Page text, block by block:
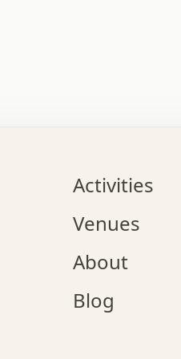
.   .   .   .   .   .
o   .   .   .   .   .
.   .   .   :   .   .
.   .   .   +   .   .
.   .   x   .   .   .
.   .   .   .   .   +
.   .   .   .   x   .
.   .   .   .   .   .
x   .   .   .   .   .
.   .   .   .   +   o
Activities
Venues
About
Blog